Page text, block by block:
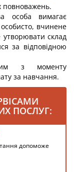
повноважень.
особа вимагає
вчинене
утворювати склад
за відповідною
з моменту
за навчання.
ПОСЛУГ:
допоможе